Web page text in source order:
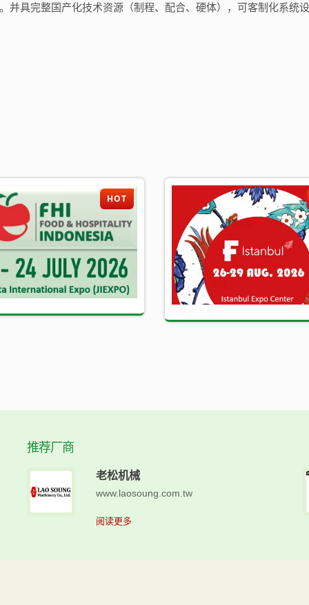
并具完整国产化技术资源（制程、配合、硬体），可客制化系统
HOT
推荐厂商
老松机械
www.laosoung.com.tw
阅读更多